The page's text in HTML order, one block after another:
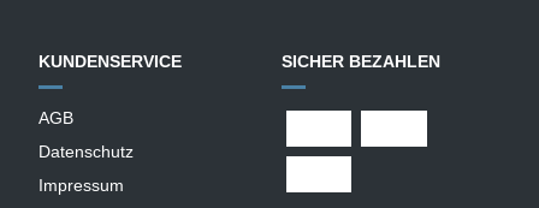
KUNDENSERVICE
AGB
Datenschutz
Impressum
SICHER BEZAHLEN